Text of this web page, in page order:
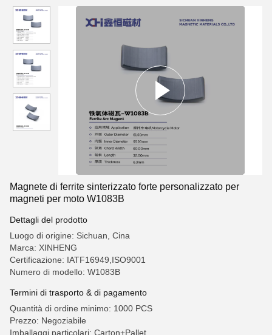
Magnete di ferrite sinterizzato forte personalizzato per
magneti per moto W1083B
Dettagli del prodotto
Luogo di origine: Sichuan, Cina
Marca: XINHENG
Certificazione: IATF16949,ISO9001
Numero di modello: W1083B
Termini di trasporto & di pagamento
Quantità di ordine minimo: 1000 PCS
Prezzo: Negoziabile
Imballaggi particolari: Carton+Pallet